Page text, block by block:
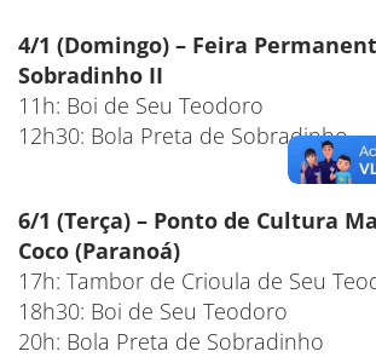
4/1 (Domingo) – Feira
Sobradinho II
11h: Boi de Seu Teodoro
12h30: Bola Preta de Sobradinho
6/1 (Terça) – Ponto de Cultura
Coco (Paranoá)
17h: Tambor de Crioula de Seu
18h30: Boi de Seu Teodoro
20h: Bola Preta de Sobradinho